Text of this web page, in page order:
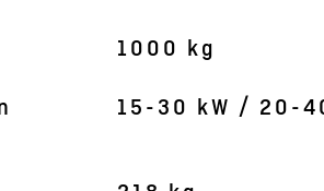
1000 kg
15-30 kW / 20-